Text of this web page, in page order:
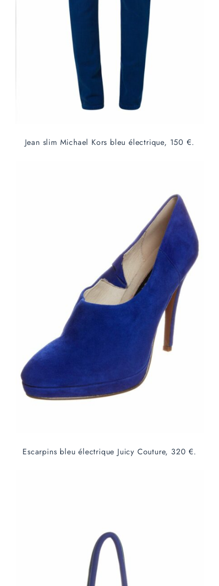
Jean slim Michael Kors bleu électrique, 150 €.
Escarpins bleu électrique Juicy Couture, 320 €.